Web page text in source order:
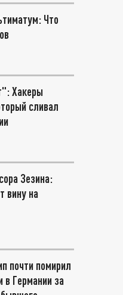
Что
Хакеры
сливал
Зезина:
вину на
почти помирил
в Германии за